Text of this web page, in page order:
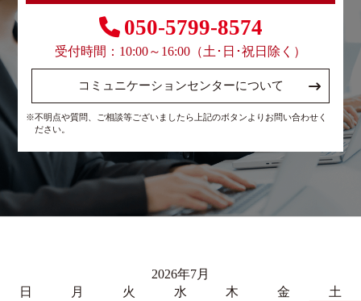
050-5799-8574
受付時間：10:00～16:00（土･日･祝日除く）
コミュニケーションセンターについて
※不明点や質問、ご相談等ございましたら上記のボタンよりお問い合わせく
ださい。
2026年7月
日
月 火 水 木 金
土